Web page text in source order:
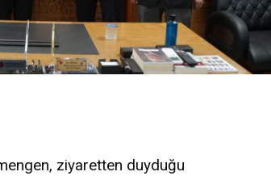
ziyaretten duyduğu